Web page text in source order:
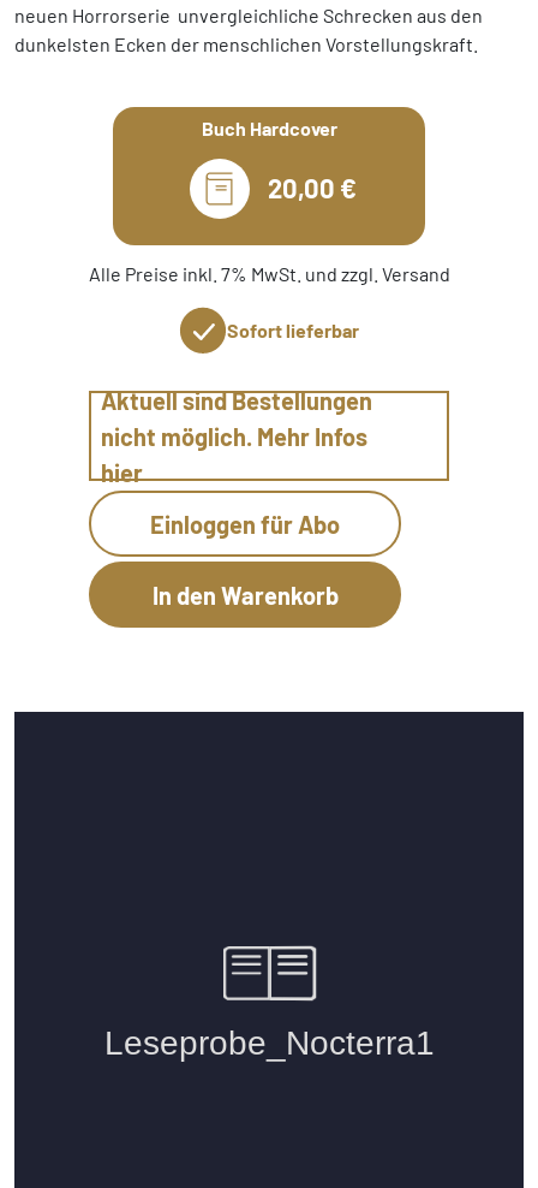
neuen Horrorserie unvergleichliche Schrecken aus den
dunkelsten Ecken der menschlichen Vorstellungskraft.
Buch Hardcover
20,00 €
Alle Preise inkl. 7% MwSt. und zzgl. Versand
Sofort lieferbar
Aktuell sind Bestellungen
nicht möglich. Mehr Infos
hier
Einloggen für Abo